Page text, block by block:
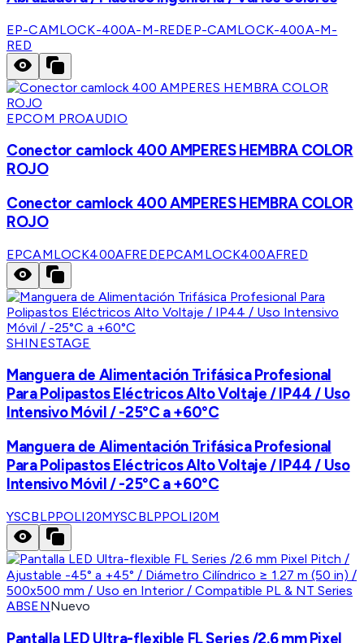
EP-CAMLOCK-400A-M-REDEP-CAMLOCK-400A-M-
RED
EPCOM PROAUDIO
Conector camlock 400 AMPERES HEMBRA COLOR
ROJO
Conector camlock 400 AMPERES HEMBRA COLOR
ROJO
EPCAMLOCK400AFREDEPCAMLOCK400AFRED
SHINESTAGE
Manguera de Alimentación Trifásica Profesional
Para Polipastos Eléctricos Alto Voltaje / IP44 / Uso
Intensivo Móvil / -25°C a +60°C
Manguera de Alimentación Trifásica Profesional
Para Polipastos Eléctricos Alto Voltaje / IP44 / Uso
Intensivo Móvil / -25°C a +60°C
YSCBLPPOLI20MYSCBLPPOLI20M
ABSENNuevo
Pantalla LED Ultra-flexible FL Series /2.6 mm Pixel